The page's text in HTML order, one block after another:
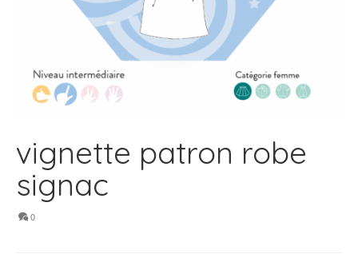
vignette patron robe
signac
0